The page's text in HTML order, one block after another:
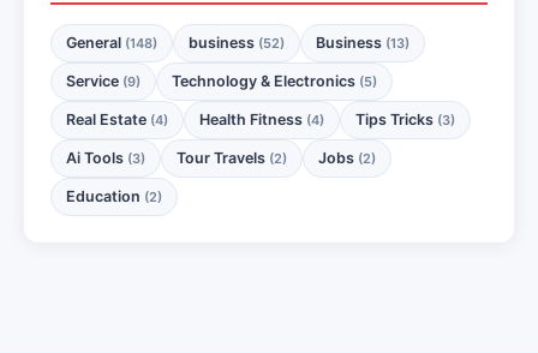
General (148) business (52) Business (13)
Service (9) Technology & Electronics (5)
Real Estate (4) Health Fitness (4) Tips Tricks (3)
Ai Tools (3) Tour Travels (2) Jobs (2)
Education (2)